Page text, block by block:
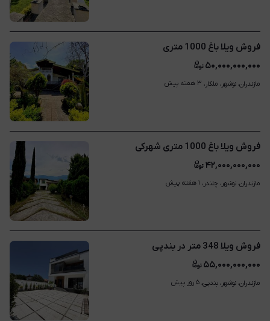
فروش ویلا باغ 1000 متری
۵۰,۰۰۰,۰۰۰,۰۰۰
مازندران، نوشهر، ملکار، ۳ هفته پیش
فروش ویلا باغ 1000 متری شهرکی
۴۲,۰۰۰,۰۰۰,۰۰۰
مازندران، نوشهر، چلندر، ۱ هفته پیش
فروش ویلا 348 متر در بندپی
۵۵,۰۰۰,۰۰۰,۰۰۰
مازندران، نوشهر، بندپی، ۵ روز پیش